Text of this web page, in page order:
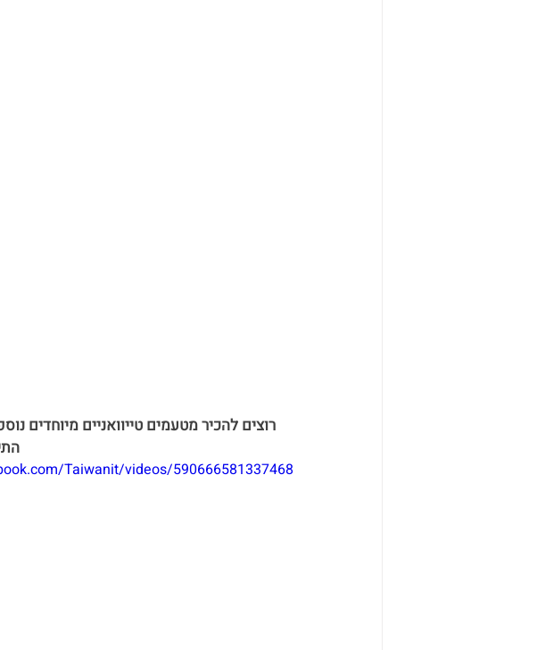
Taiwanit/videos/590666581337468/